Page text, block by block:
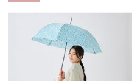
フワクール®
Gracy
グレイシー
HANWAY